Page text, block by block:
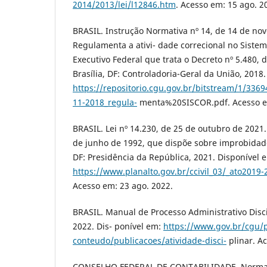
2014/2013/lei/l12846.htm. Acesso em: 15 ago.
BRASIL. Instrução Normativa nº 14, de 14 de
Regulamenta a ativi- dade correcional no
Executivo Federal que trata o Decreto nº 5.480,
Brasília, DF: Controladoria-Geral da União,
https://repositorio.cgu.gov.br/bitstream/1/
11-2018_regula- menta%20SISCOR.pdf. Acesso
BRASIL. Lei nº 14.230, de 25 de outubro de
de junho de 1992, que dispõe sobre
DF: Presidência da República, 2021. Disponível
https://www.planalto.gov.br/ccivil_03/
Acesso em: 23 ago. 2022.
BRASIL. Manual de Processo Administrativo
2022. Dis- ponível em: https://www.gov.br/cgu/
conteudo/publicacoes/atividade-disci- plinar.